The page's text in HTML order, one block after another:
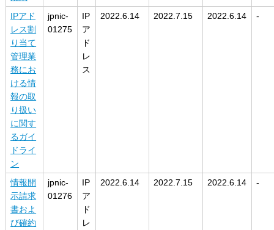
IPアド
レス割
り当て
管理業
務にお
ける情
報の取
り扱い
に関す
るガイ
ドライ
ン
jpnic-
01275
IP
ア
ド
レ
ス
2022.6.14 2022.7.15 2022.6.14 -
情報開
示請求
書およ
び確約
jpnic-
01276
IP
ア
ド
レ
2022.6.14 2022.7.15 2022.6.14 -